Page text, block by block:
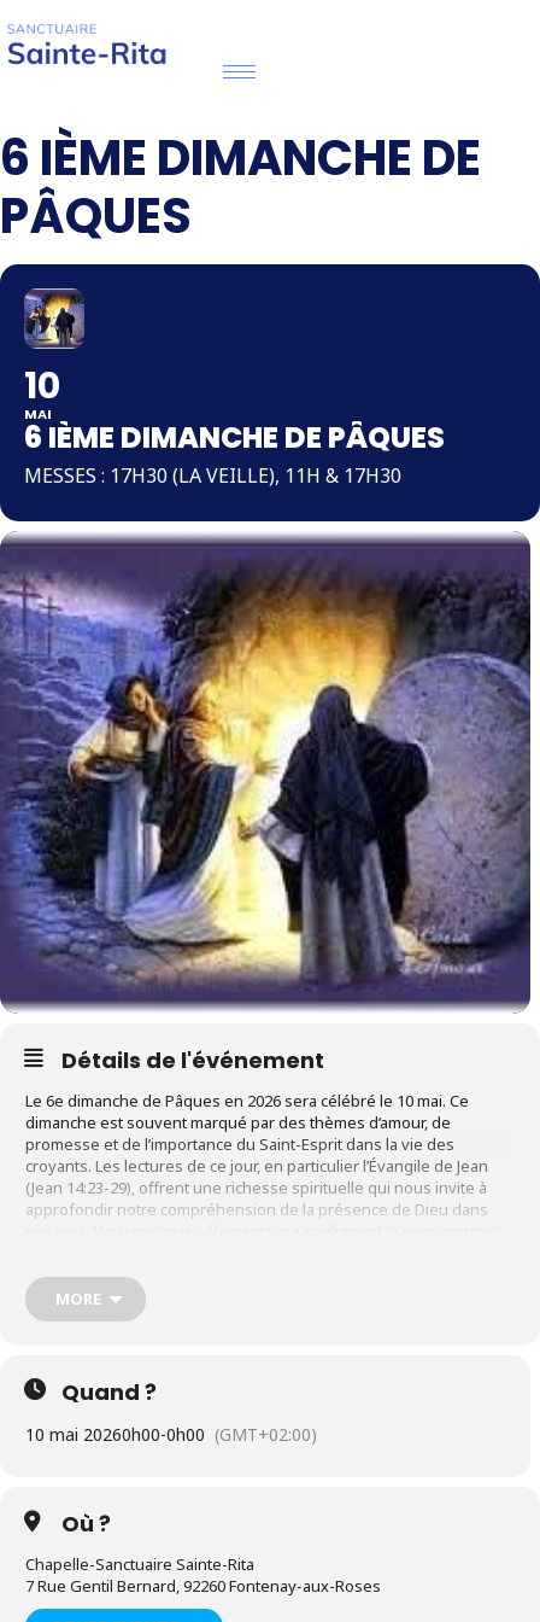
6 IÈME DIMANCHE DE
PÂQUES
10
MAI
6 IÈME DIMANCHE DE PÂQUES
MESSES : 17H30 (LA VEILLE), 11H & 17H30
Détails de l'événement
Le 6e dimanche de Pâques en 2026 sera célébré le 10 mai. Ce
dimanche est souvent marqué par des thèmes d’amour, de
promesse et de l’importance du Saint-Esprit dans la vie des
croyants. Les lectures de ce jour, en particulier l’Évangile de Jean
(Jean 14:23-29), offrent une richesse spirituelle qui nous invite à
approfondir notre compréhension de la présence de Dieu dans
1. L’Amour comme Commandement
Fondamental
garderont ses commandements. Cet appel à l’amour est au cœur de
la vie chrétienne. L’amour pour Dieu et pour les autres est la
manière dont nous vivons cet amour dans notre quotidien :
2. La Promesse du Saint-Esprit
Jésus annonce l’envoi du Saint-Esprit, qu’il appelle “l’Esprit de
vérité”. Cela souligne l’importance de la présence de l’Esprit Saint
dans notre vie de foi. Le Saint-Esprit nous guide, nous éclaire et
MORE
Quand ?
10 mai 20260h00-0h00 (GMT+02:00)
Où ?
Chapelle-Sanctuaire Sainte-Rita
7 Rue Gentil Bernard, 92260 Fontenay-aux-Roses